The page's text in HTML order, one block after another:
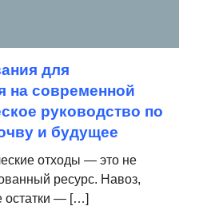
для
на современной
руководство по
и будущее
отходы — это не
ресурс. Навоз,
остатки — […]